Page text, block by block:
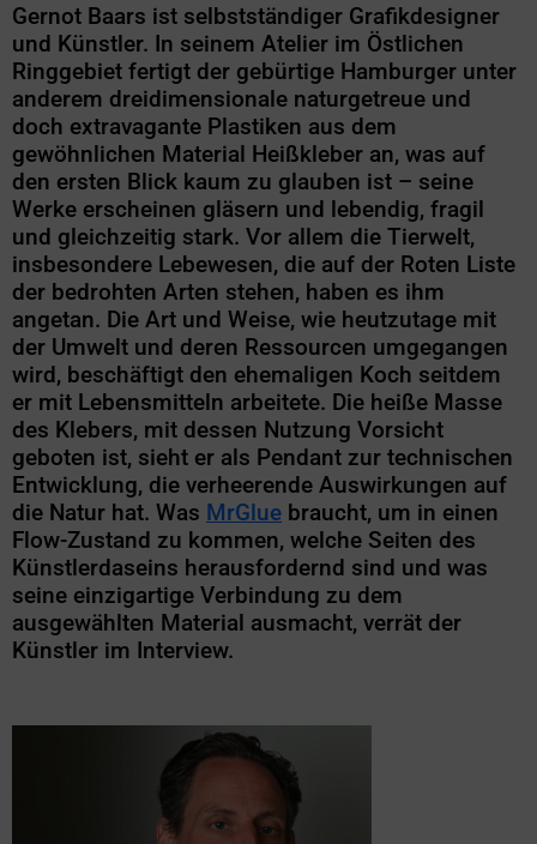
Gernot Baars ist selbstständiger Grafikdesigner
und Künstler. In seinem Atelier im Östlichen
Ringgebiet fertigt der gebürtige Hamburger unter
anderem dreidimensionale naturgetreue und
doch extravagante Plastiken aus dem
gewöhnlichen Material Heißkleber an, was auf
den ersten Blick kaum zu glauben ist – seine
Werke erscheinen gläsern und lebendig, fragil
und gleichzeitig stark. Vor allem die Tierwelt,
insbesondere Lebewesen, die auf der Roten Liste
der bedrohten Arten stehen, haben es ihm
angetan. Die Art und Weise, wie heutzutage mit
der Umwelt und deren Ressourcen umgegangen
wird, beschäftigt den ehemaligen Koch seitdem
er mit Lebensmitteln arbeitete. Die heiße Masse
des Klebers, mit dessen Nutzung Vorsicht
geboten ist, sieht er als Pendant zur technischen
Entwicklung, die verheerende Auswirkungen auf
die Natur hat. Was MrGlue braucht, um in einen
Flow-Zustand zu kommen, welche Seiten des
Künstlerdaseins herausfordernd sind und was
seine einzigartige Verbindung zu dem
ausgewählten Material ausmacht, verrät der
Künstler im Interview.